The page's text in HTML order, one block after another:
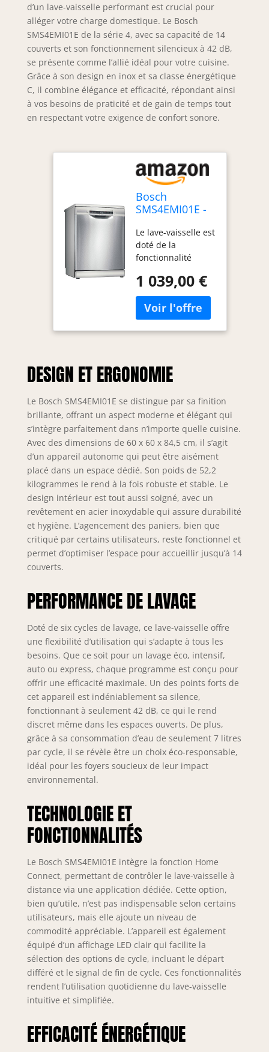
d’un lave-vaisselle performant est crucial pour
alléger votre charge domestique. Le Bosch
SMS4EMI01E de la série 4, avec sa capacité de 14
couverts et son fonctionnement silencieux à 42 dB,
se présente comme l’allié idéal pour votre cuisine.
Grâce à son design en inox et sa classe énergétique
C, il combine élégance et efficacité, répondant ainsi
à vos besoins de praticité et de gain de temps tout
en respectant votre exigence de confort sonore.
Bosch
SMS4EMI01E -
vaisselle Pose-
libre - 60 cm -
14 couverts -
Silence Plus 42
dB - Inox
Le lave-vaisselle est
doté de la
fonctionnalité
assure un séchage
performant grâce à
l'ouverture de
porte automatique
en fin de cycle.
niveaux, la hauteur
du panier
supérieur peut être
facilement ajustée,
jusqu'à 5 cm,
même lorsqu'il est
complètement
chargé. Doté de la
technologie Active
Water permettant
d'économiser de
l'eau, de l'énergie
avec des
performances
accrues. Un sytème
intelligent adpate
Le lave-vaisselle est
exceptionnellement
silencieux et
discret avec un
niveau de bruit de
42 dB Livraison : 1x
lave-vaisselle pose-
libre de Bosch avec
accessoires de
série
1 039,00 €
DESIGN ET ERGONOMIE
Le Bosch SMS4EMI01E se distingue par sa finition
brillante, offrant un aspect moderne et élégant qui
s’intègre parfaitement dans n’importe quelle cuisine.
Avec des dimensions de 60 x 60 x 84,5 cm, il s’agit
d’un appareil autonome qui peut être aisément
placé dans un espace dédié. Son poids de 52,2
kilogrammes le rend à la fois robuste et stable. Le
design intérieur est tout aussi soigné, avec un
revêtement en acier inoxydable qui assure durabilité
et hygiène. L’agencement des paniers, bien que
critiqué par certains utilisateurs, reste fonctionnel et
permet d’optimiser l’espace pour accueillir jusqu’à 14
couverts.
PERFORMANCE DE LAVAGE
Doté de six cycles de lavage, ce lave-vaisselle offre
une flexibilité d’utilisation qui s’adapte à tous les
besoins. Que ce soit pour un lavage éco, intensif,
auto ou express, chaque programme est conçu pour
offrir une efficacité maximale. Un des points forts de
cet appareil est indéniablement sa silence,
fonctionnant à seulement 42 dB, ce qui le rend
discret même dans les espaces ouverts. De plus,
grâce à sa consommation d’eau de seulement 7 litres
par cycle, il se révèle être un choix éco-responsable,
idéal pour les foyers soucieux de leur impact
environnemental.
TECHNOLOGIE ET
FONCTIONNALITÉS
Le Bosch SMS4EMI01E intègre la fonction Home
Connect, permettant de contrôler le lave-vaisselle à
distance via une application dédiée. Cette option,
bien qu’utile, n’est pas indispensable selon certains
utilisateurs, mais elle ajoute un niveau de
commodité appréciable. L’appareil est également
équipé d’un affichage LED clair qui facilite la
sélection des options de cycle, incluant le départ
différé et le signal de fin de cycle. Ces fonctionnalités
rendent l’utilisation quotidienne du lave-vaisselle
intuitive et simplifiée.
EFFICACITÉ ÉNERGÉTIQUE